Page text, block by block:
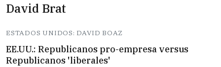
David Brat
ESTADOS UNIDOS: DAVID BOAZ
EE.UU.: Republicanos pro-empresa versus
Republicanos 'liberales'